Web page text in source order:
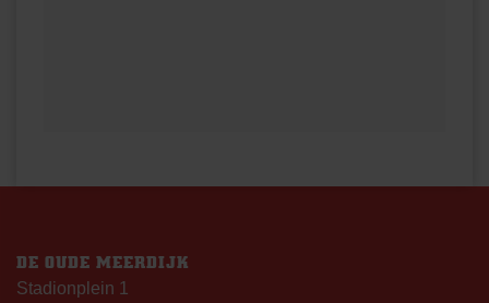
DE OUDE MEERDIJK
Stadionplein 1